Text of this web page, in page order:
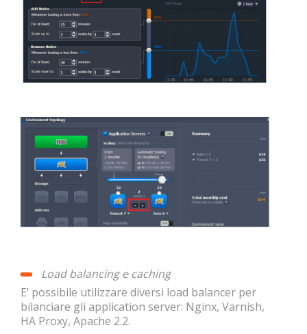
Load balancing e caching
E’ possibile utilizzare diversi load balancer per
bilanciare gli application server: Nginx, Varnish,
HA Proxy, Apache 2.2.